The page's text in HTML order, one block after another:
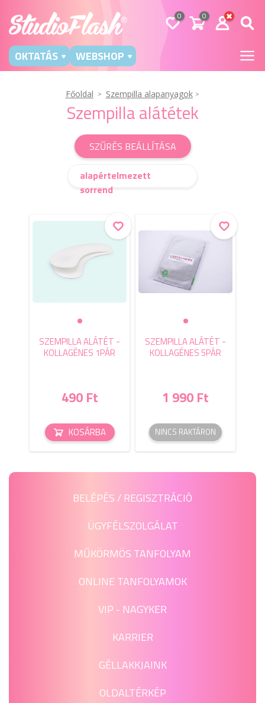
0 0
OKTATÁS WEBSHOP
Főoldal Szempilla alapanyagok
Szempilla alátétek
SZŰRÉS BEÁLLÍTÁSA
alapértelmezett
sorrend
SZEMPILLA ALÁTÉT -
KOLLAGÉNES 1PÁR
490 Ft
KOSÁRBA
SZEMPILLA ALÁTÉT -
KOLLAGÉNES 5PÁR
1 990 Ft
NINCS RAKTÁRON
BELÉPÉS / REGISZTRÁCIÓ
ÜGYFÉLSZOLGÁLAT
MŰKÖRMÖS TANFOLYAM
ONLINE TANFOLYAMOK
VIP - NAGYKER
KARRIER
GÉLLAKKJAINK
OLDALTÉRKÉP